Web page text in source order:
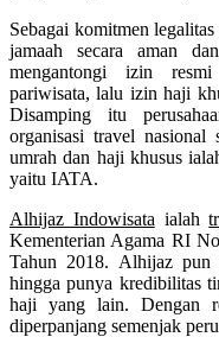
Sebagai komitmen
jamaah secara aman
mengantongi izin
pariwisata, lalu izin haji
Disamping itu
organisasi travel nasional
umrah dan haji khusus
yaitu IATA.
Alhijaz Indowisata ialah
Kementerian Agama RI
Tahun 2018. Alhijaz
hingga punya kredibilitas
haji yang lain. Dengan
diperpanjang semenjak